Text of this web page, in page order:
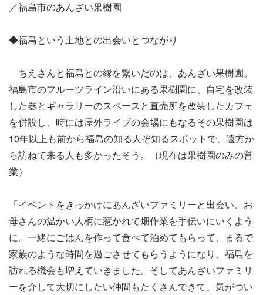
／福島市のあんざい果樹園
◆福島という土地との出会いとつながり
ちえさんと福島との縁を繋いだのは、あんざい果樹園。
福島市のフルーツライン沿いにある果樹園に、自宅を改装
した器とギャラリーのスペースと直売所を改装したカフェ
を併設し、時には屋外ライブの会場にもなるその果樹園は
10年以上も前から福島の知る人ぞ知るスポットで、遠方か
ら訪ねて来る人も多かったそう。（現在は果樹園のみの営
業）
「イベントをきっかけにあんざいファミリーと出会い、お
母さんの温かい人柄に惹かれて畑作業を手伝いにいくよう
に。一緒にごはんを作って食べて泊めてもらって、まるで
家族のような時間を過ごさせてもらうようになり、福島を
訪れる機会も増えていきました。そしてあんざいファミリ
ーを介して大切にしたい仲間もたくさんできて、気がつい